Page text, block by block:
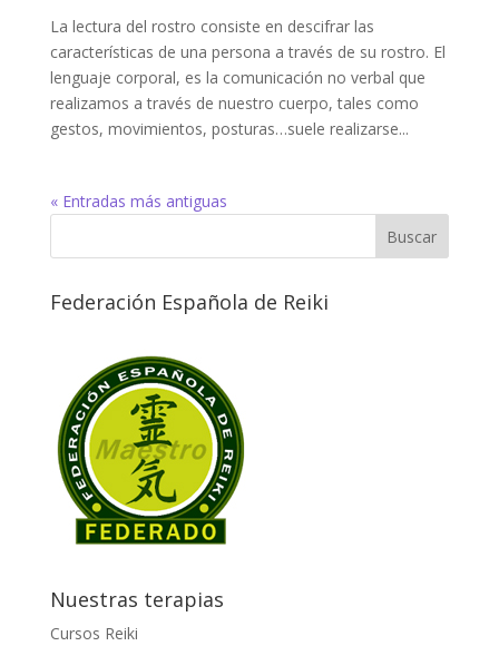
La lectura del rostro consiste en descifrar las
características de una persona a través de su rostro. El
lenguaje corporal, es la comunicación no verbal que
realizamos a través de nuestro cuerpo, tales como
gestos, movimientos, posturas…suele realizarse...
« Entradas más antiguas
Federación Española de Reiki
Nuestras terapias
Cursos Reiki